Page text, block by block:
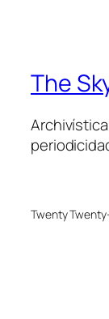
The
Twenty